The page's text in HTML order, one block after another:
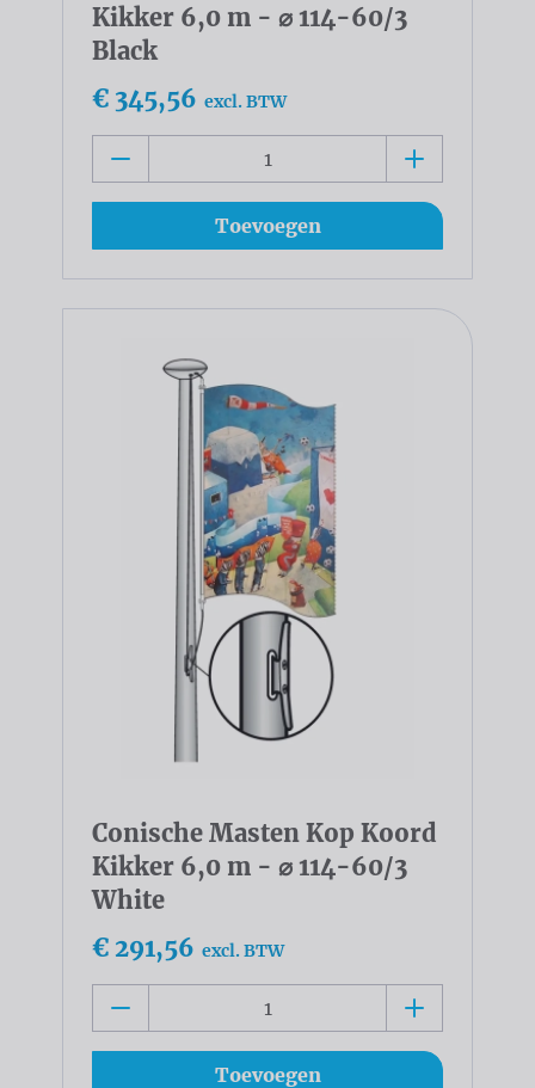
Kikker 6,0 m - ⌀ 114-60/3
Black
€ 345,56 excl. BTW
Toevoegen
Conische Masten Kop Koord
Kikker 6,0 m - ⌀ 114-60/3
White
€ 291,56 excl. BTW
Toevoegen